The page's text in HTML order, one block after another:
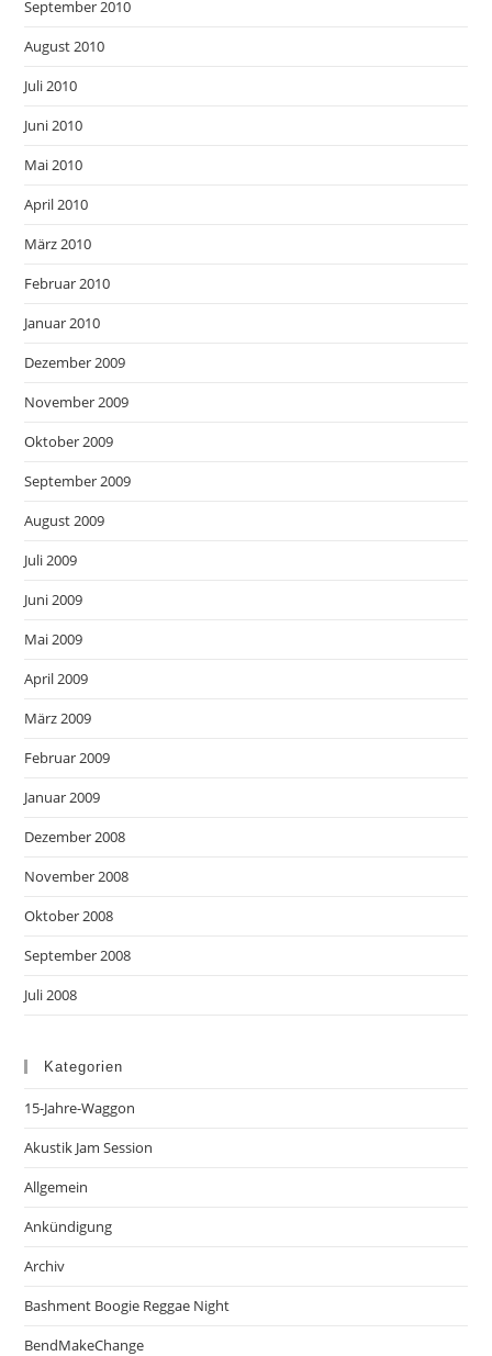
September 2010
August 2010
Juli 2010
Juni 2010
Mai 2010
April 2010
März 2010
Februar 2010
Januar 2010
Dezember 2009
November 2009
Oktober 2009
September 2009
August 2009
Juli 2009
Juni 2009
Mai 2009
April 2009
März 2009
Februar 2009
Januar 2009
Dezember 2008
November 2008
Oktober 2008
September 2008
Juli 2008
Kategorien
15-Jahre-Waggon
Akustik Jam Session
Allgemein
Ankündigung
Archiv
Bashment Boogie Reggae Night
BendMakeChange